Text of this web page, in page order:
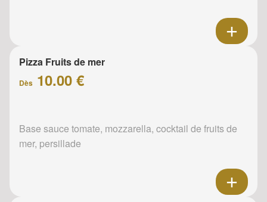
Pizza Fruits de mer
Dès 10.00 €
Base sauce tomate, mozzarella, cocktail de fruits de
mer, persillade